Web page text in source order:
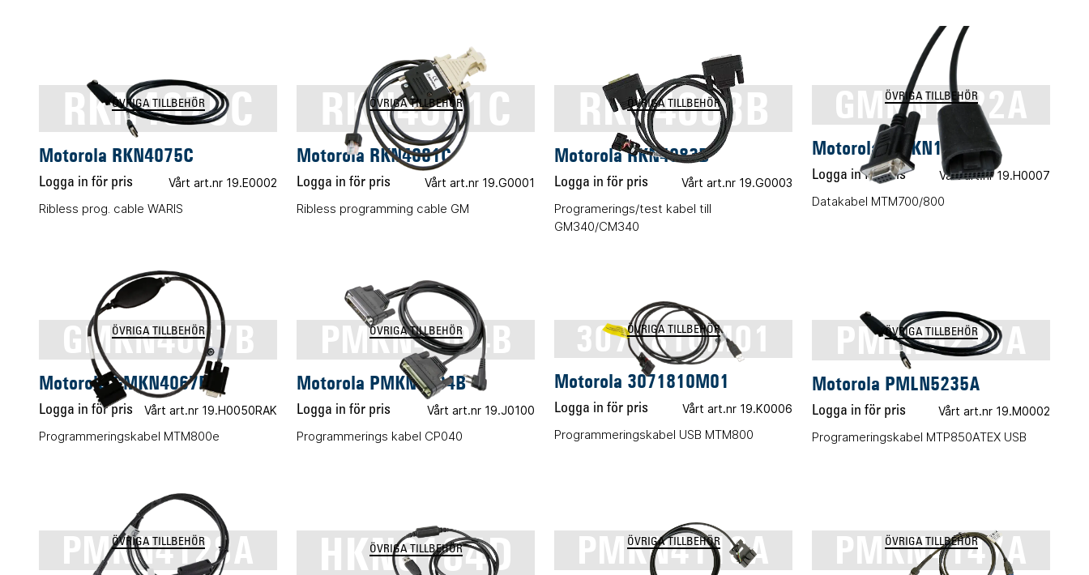
RKN4075C
ÖVRIGA TILLBEHÖR
Motorola RKN4075C
Logga in för pris Vårt art.nr 19.E0002
Ribless prog. cable WARIS
RKN4081C
ÖVRIGA TILLBEHÖR
Motorola RKN4081C
Logga in för pris Vårt art.nr 19.G0001
Ribless programming cable GM
RKN4083B
ÖVRIGA TILLBEHÖR
Motorola RKN4083B
Logga in för pris Vårt art.nr 19.G0003
Programerings/test kabel till
GM340/CM340
GMKN1022A
ÖVRIGA TILLBEHÖR
Motorola GMKN1022A
Logga in för pris Vårt art.nr 19.H0007
Datakabel MTM700/800
GMKN4067B
ÖVRIGA TILLBEHÖR
Motorola GMKN4067B
Logga in för pris Vårt art.nr 19.H0050RAK
Programmeringskabel MTM800e
PMKN4004B
ÖVRIGA TILLBEHÖR
Motorola PMKN4004B
Logga in för pris Vårt art.nr 19.J0100
Programmerings kabel CP040
3071810M01
ÖVRIGA TILLBEHÖR
Motorola 3071810M01
Logga in för pris Vårt art.nr 19.K0006
Programmeringskabel USB MTM800
PMLN5235A
ÖVRIGA TILLBEHÖR
Motorola PMLN5235A
Logga in för pris Vårt art.nr 19.M0002
Programeringskabel MTP850ATEX USB
PMKN4128A
ÖVRIGA TILLBEHÖR HKN6184D
ÖVRIGA TILLBEHÖR PMKN4110A
ÖVRIGA TILLBEHÖR PMKN4147A
ÖVRIGA TILLBEHÖR